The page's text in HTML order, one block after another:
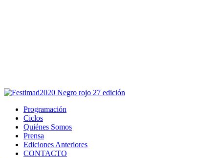
Programación
Ciclos
Quiénes Somos
Prensa
Ediciones Anteriores
CONTACTO